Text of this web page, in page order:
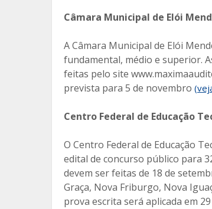
Câmara Municipal de Elói
A Câmara Municipal de Elói
fundamental, médio e superior.
feitas pelo site
prevista para 5 de novembro
Centro Federal de Educação
O Centro Federal de Educação
edital de concurso público para
devem ser feitas de 18 de
Graça, Nova Friburgo, Nova
prova escrita será aplicada em